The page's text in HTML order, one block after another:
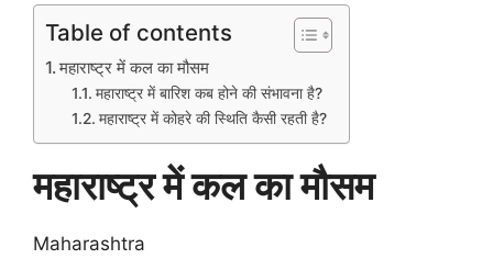
Table of contents
महाराष्ट्र में कल का मौसम
महाराष्ट्र में बारिश कब होने की संभावना है?
महाराष्ट्र में कोहरे की स्थिति कैसी रहती है?
महाराष्ट्र में कल का मौसम
Maharashtra